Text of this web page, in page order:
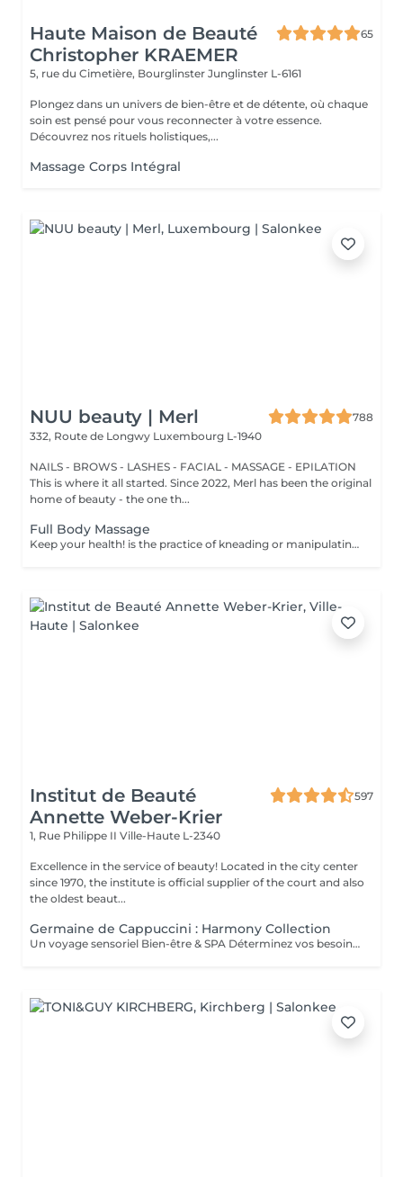
Haute Maison de Beauté
Christopher KRAEMER
65
5, rue du Cimetière, Bourglinster Junglinster L-6161
Plongez dans un univers de bien-être et de détente, où chaque
soin est pensé pour vous reconnecter à votre essence.
Découvrez nos rituels holistiques,...
Massage Corps Intégral
NUU beauty | Merl
788
332, Route de Longwy Luxembourg L-1940
NAILS - BROWS - LASHES - FACIAL - MASSAGE - EPILATION
This is where it all started. Since 2022, Merl has been the original
home of beauty - the one th...
Full Body Massage
Keep your health! is the practice of kneading or manipulating a person's muscles and other soft-tissue in order to reduce stress, reduce muscle pain, increase relaxation and improve the work of the immune system. Benefits of getting a full body massage: - reduces stress - relaxing - improves blood circulation - improves body immune system How is full body massage done? - head and neck are massaged - shoulders and back are massaged - hands and arms are massaged - feet and legs are massaged - belly is massaged Age restrictions: there are no age restrictions for this procedure. Post procedure recommendations: do not do sport and any sharp movements 2-3 hours after the procedure. Frequency: 1-2 times per week, 10 times in total. Repeat once in 3-6 months.
Institut de Beauté
Annette Weber-Krier
597
1, Rue Philippe II Ville-Haute L-2340
Excellence in the service of beauty! Located in the city center
since 1970, the institute is official supplier of the court and also
the oldest beaut...
Germaine de Cappuccini : Harmony Collection
Un voyage sensoriel Bien-être & SPA Déterminez vos besoins à l'aide des 4 huiles essentielles ACTIMOOD.Pure sensation- Balance sensation- Zen sensation- Power sensation Exfoliation du corps -massage du corps- massage du cuir chevelu si souhaité- Laissez-vous emporter dans un voyage sensoriel grâce à un soin corporel adapté à vos besoins.